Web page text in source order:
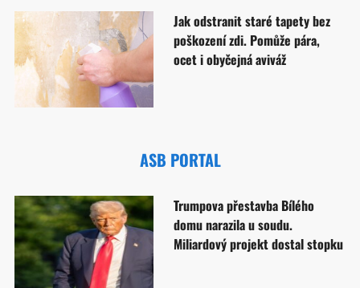
Jak odstranit staré tapety bez
poškození zdi. Pomůže pára,
ocet i obyčejná aviváž
ASB PORTAL
Trumpova přestavba Bílého
domu narazila u soudu.
Miliardový projekt dostal stopku